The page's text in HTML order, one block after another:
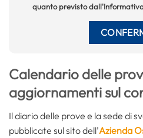
quanto previsto
Calendario delle
aggiornamenti sul
Il diario delle prove e la sede di
pubblicate sul sito dell’Azienda